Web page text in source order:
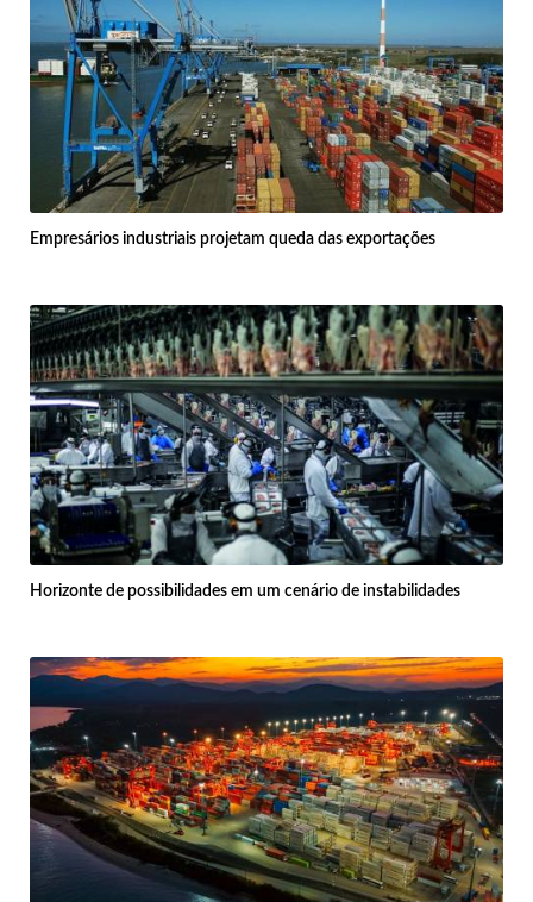
Empresários industriais projetam queda das exportações
Horizonte de possibilidades em um cenário de instabilidades